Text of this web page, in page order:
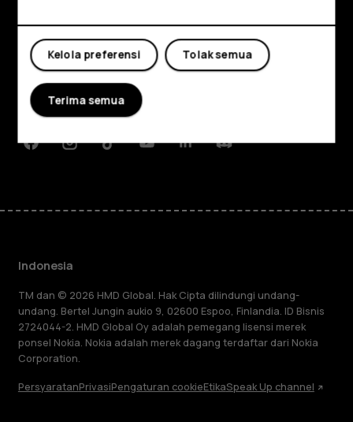
Tentang
Planet and people
Dukungan
FacebookInstagramTiktokYoutubeLinkedinDiscord
Indonesia
TM dan © 2026 HMD Global. Hak Cipta dilindungi undang-
undang. Bertel Jungin aukio 9, 02600 Espoo, Finlandia. ID Bisnis
2724044-2. HMD Global Oy adalah pemegang lisensi merek
ponsel Nokia. Nokia adalah merek dagang terdaftar dari Nokia
Corporation.
PersyaratanPrivasiPengaturan cookieEtikaSpeak Up channel
Tolak semua
Kelola preferensi
Terima semua